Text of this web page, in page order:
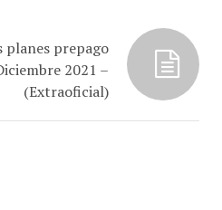
2021 –
(Extraoficial)